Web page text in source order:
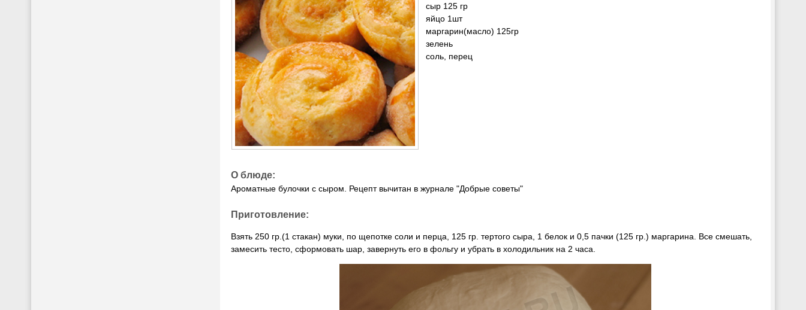
сыр 125 гр
яйцо 1шт
маргарин(масло) 125гр
зелень
соль, перец
О блюде:
Ароматные булочки с сыром. Рецепт вычитан в журнале "Добрые советы"
Приготовление:
Взять 250 гр.(1 стакан) муки, по щепотке соли и перца, 125 гр. тертого сыра, 1 белок и 0,5 пачки (125 гр.) маргарина. Все смешать,
замесить тесто, сформовать шар, завернуть его в фольгу и убрать в холодильник на 2 часа.